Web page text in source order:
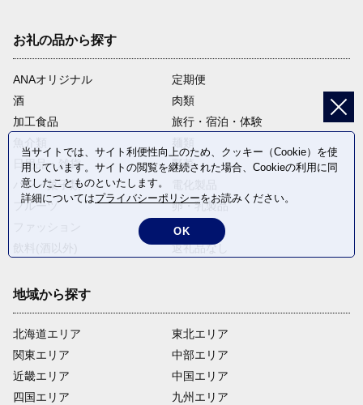
お礼の品から探す
ANAオリジナル
定期便
酒
肉類
加工食品
旅行・宿泊・体験
日用品・雑貨
野菜
パン・菓子類
フルーツ
卵・乳製品
米・穀物
返礼品なし
地域から探す
北海道エリア
関東エリア
近畿エリア
四国エリア
東北エリア
中部エリア
中国エリア
九州エリア
当サイトでは、サイト利便性向上のため、クッキー（Cookie）を使
用しています。サイトの閲覧を継続された場合、Cookieの利用に同
意したことものといたします。
詳細についてはプライバシーポリシーをお読みください。
OK